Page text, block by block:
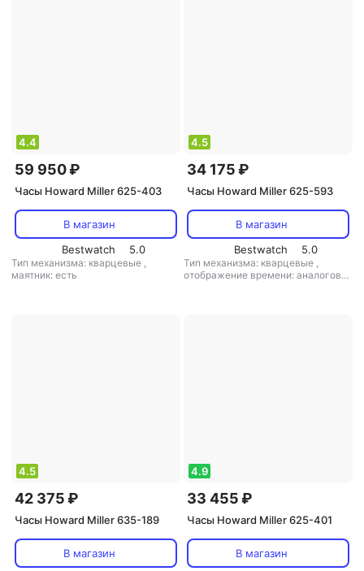
4.4
59 950 ₽
Часы Howard Miller 625-403
В магазин
Bestwatch
5.0
Тип механизма: кварцевые ,
маятник: есть
4.5
34 175 ₽
Часы Howard Miller 625-593
В магазин
Bestwatch
5.0
Тип механизма: кварцевые ,
отображение времени: аналоговое
4.5
42 375 ₽
Часы Howard Miller 635-189
В магазин
4.9
33 455 ₽
Часы Howard Miller 625-401
В магазин